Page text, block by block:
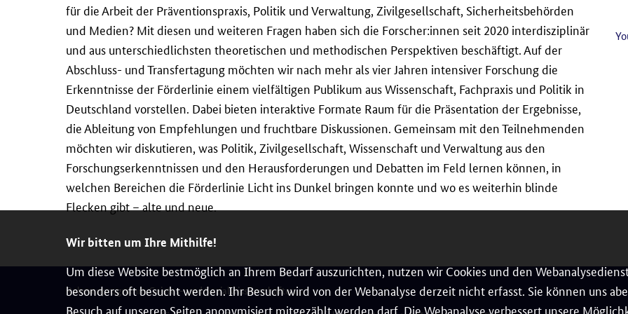
Wir bitten um Ihre Mithilfe!
Um diese Website bestmöglich an Ihrem Bedarf auszurichten, nutzen wir Cookies und den
besonders oft besucht werden. Ihr Besuch wird von der Webanalyse derzeit nicht erfasst. Sie können uns
Besuch auf unseren Seiten anonymisiert mitgezählt werden darf. Die Webanalyse verbessert unsere
für die Arbeit der Präventionspraxis, Politik und Verwaltung, Zivilgesellschaft, Sicherheitsbehörden
und Medien? Mit diesen und weiteren Fragen haben sich die Forscher:innen seit 2020 interdisziplinär
und aus unterschiedlichsten theoretischen und methodischen Perspektiven beschäftigt. Auf der
Abschluss- und Transfertagung möchten wir nach mehr als vier Jahren intensiver Forschung die
Erkenntnisse der Förderlinie einem vielfältigen Publikum aus Wissenschaft, Fachpraxis und Politik in
Deutschland vorstellen. Dabei bieten interaktive Formate Raum für die Präsentation der Ergebnisse,
die Ableitung von Empfehlungen und fruchtbare Diskussionen. Gemeinsam mit den Teilnehmenden
möchten wir diskutieren, was Politik, Zivilgesellschaft, Wissenschaft und Verwaltung aus den
Forschungserkenntnissen und den Herausforderungen und Debatten im Feld lernen können, in
welchen Bereichen die Förderlinie Licht ins Dunkel bringen konnte und wo es weiterhin blinde
Flecken gibt – alte und neue.
Rahmenprogramm Geistes- und Sozialwissenschaften